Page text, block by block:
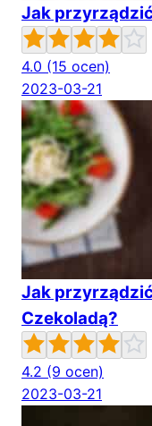
Jak
4.0 (15 ocen)
2023-03-21
Jak
Czekoladą?
4.2 (9 ocen)
2023-03-21